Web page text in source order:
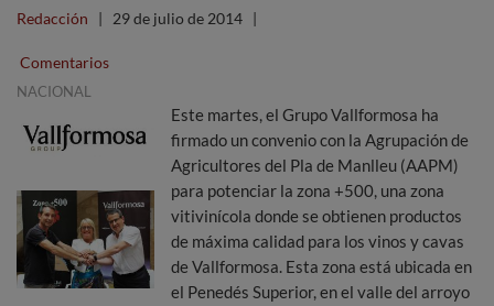
Redacción | 29 de julio de 2014 |
Comentarios
NACIONAL
Este martes, el Grupo Vallformosa ha
firmado un convenio con la Agrupación de
Agricultores del Pla de Manlleu (AAPM)
para potenciar la zona +500, una zona
vitivinícola donde se obtienen productos
de máxima calidad para los vinos y cavas
de Vallformosa. Esta zona está ubicada en
el Penedés Superior, en el valle del arroyo